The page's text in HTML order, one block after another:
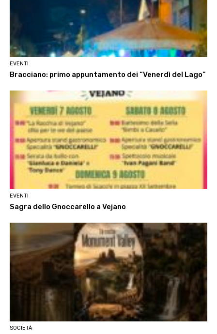
EVENTI
Bracciano: primo appuntamento dei “Venerdì del Lago”
EVENTI
Sagra dello Gnoccarello a Vejano
SOCIETÀ